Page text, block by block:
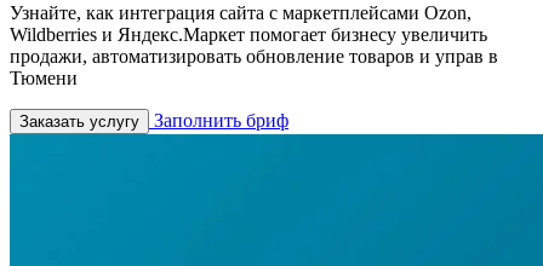
Узнайте, как интеграция сайта с маркетплейсами Ozon,
Wildberries и Яндекс.Маркет помогает бизнесу увеличить
продажи, автоматизировать обновление товаров и управ в
Тюмени
Заказать услугу Заполнить бриф